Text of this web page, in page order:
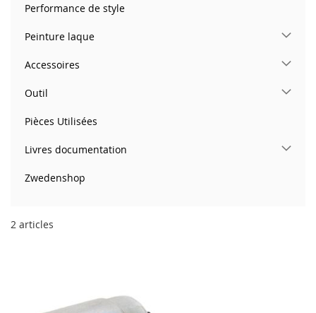
2 articles
Performance de style
Peinture laque
Accessoires
Outil
Pièces Utilisées
Livres documentation
Zwedenshop